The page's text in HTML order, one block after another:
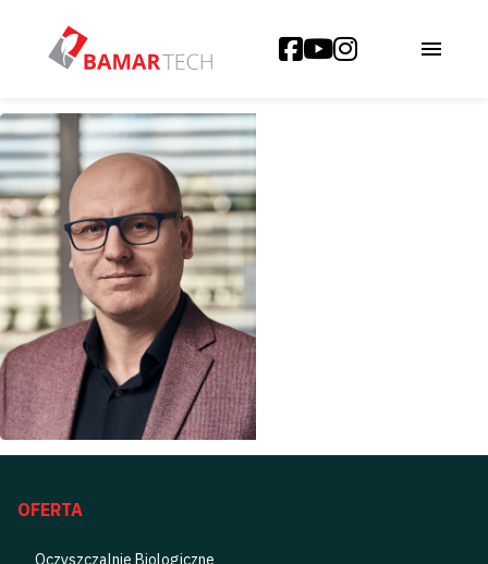
OFERTA
Oczyszczalnie Biologiczne